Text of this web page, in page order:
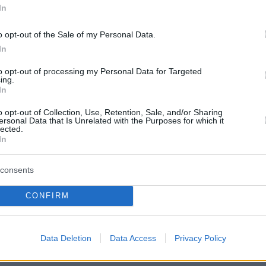
opt-out of the Sale of my Personal Data.
opt-out of processing my Personal Data for Targeted
opt-out of Collection, Use, Retention, Sale, and/or Sharing
Data that Is Unrelated with the Purposes for which it
CONFIRM
Data Deletion Data Access Privacy Policy
protothema.gr στο Google News
ΣΧΟΛΙΟΥ
EMAIL